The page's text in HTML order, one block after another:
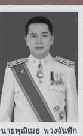
นายพุฒิเมธ พวงจันทึก